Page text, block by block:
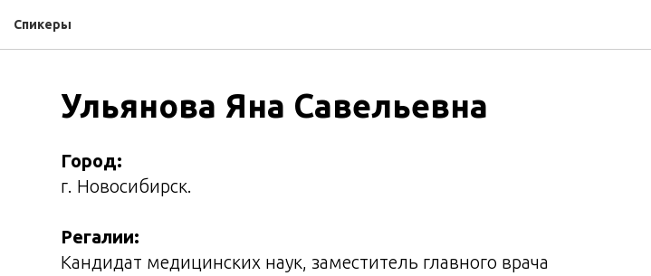
Спикеры
Ульянова Яна Савельевна
Город:
г. Новосибирск.
Регалии:
Кандидат медицинских наук, заместитель главного врача